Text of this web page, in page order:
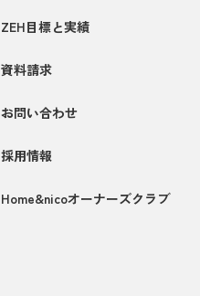
ZEH目標と実績
資料請求
お問い合わせ
採用情報
Home&nicoオーナーズクラブ